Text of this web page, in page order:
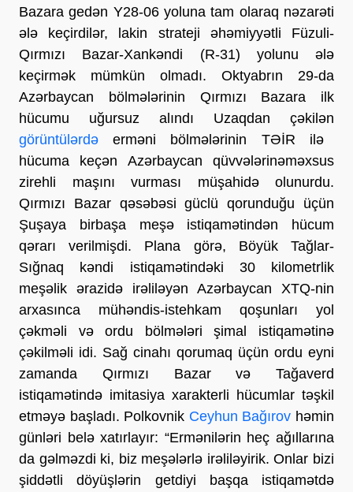
Bazara gedən Y28-06 yoluna tam olaraq nəzarəti
ələ keçirdilər, lakin strateji əhəmiyyətli Füzuli-
Qırmızı Bazar-Xankəndi (R-31) yolunu ələ
keçirmək mümkün olmadı. Oktyabrın 29-da
Azərbaycan bölmələrinin Qırmızı Bazara ilk
hücumu uğursuz alındı Uzaqdan çəkilən
görüntülərdə erməni bölmələrinin TƏİR ilə
hücuma keçən Azərbaycan qüvvələrinəməxsus
zirehli maşını vurması müşahidə olunurdu.
Qırmızı Bazar qəsəbəsi güclü qorunduğu üçün
Şuşaya birbaşa meşə istiqamətindən hücum
qərarı verilmişdi. Plana görə, Böyük Tağlar-
Sığnaq kəndi istiqamətindəki 30 kilometrlik
meşəlik ərazidə irəliləyən Azərbaycan XTQ-nin
arxasınca mühəndis-istehkam qoşunları yol
çəkməli və ordu bölmələri şimal istiqamətinə
çəkilməli idi. Sağ cinahı qorumaq üçün ordu eyni
zamanda Qırmızı Bazar və Tağaverd
istiqamətində imitasiya xarakterli hücumlar təşkil
etməyə başladı. Polkovnik Ceyhun Bağırov həmin
günləri belə xatırlayır: “Ermənilərin heç ağıllarına
da gəlməzdi ki, biz meşələrlə irəliləyirik. Onlar bizi
şiddətli döyüşlərin getdiyi başqa istiqamətdə